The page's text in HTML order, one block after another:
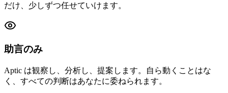
だけ、少しずつ任せていけます。
助言のみ
Aptic は観察し、分析し、提案します。自ら動くことはな
く、すべての判断はあなたに委ねられます。